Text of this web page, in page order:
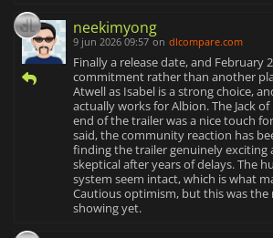
neekimyong
9 jun 2026 09:57 on dlcompare.com
Finally a release date, and February
commitment rather than another
Atwell as Isabel is a strong choice,
actually works for Albion. The Jack
end of the trailer was a nice touch
said, the community reaction has
finding the trailer genuinely exciting
skeptical after years of delays. The
system seem intact, which is what
Cautious optimism, but this was the
showing yet.